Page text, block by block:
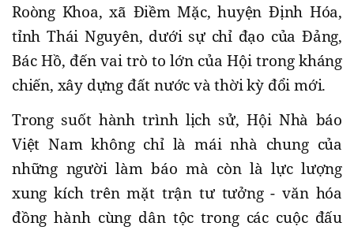
Roòng Khoa, xã Ðiềm Mặc, huyện Ðịnh Hóa,
tỉnh Thái Nguyên, dưới sự chỉ đạo của Đảng,
Bác Hồ, đến vai trò to lớn của Hội trong kháng
chiến, xây dựng đất nước và thời kỳ đổi mới.
Trong suốt hành trình lịch sử, Hội Nhà báo
Việt Nam không chỉ là mái nhà chung của
những người làm báo mà còn là lực lượng
xung kích trên mặt trận tư tưởng - văn hóa
đồng hành cùng dân tộc trong các cuộc đấu